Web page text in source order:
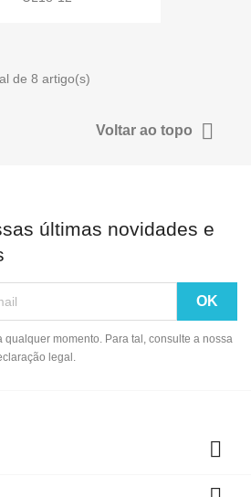
de 8 artigo(s)
Voltar ao topo 
últimas novidades e
qualquer momento. Para tal, consulte a nossa
legal.
